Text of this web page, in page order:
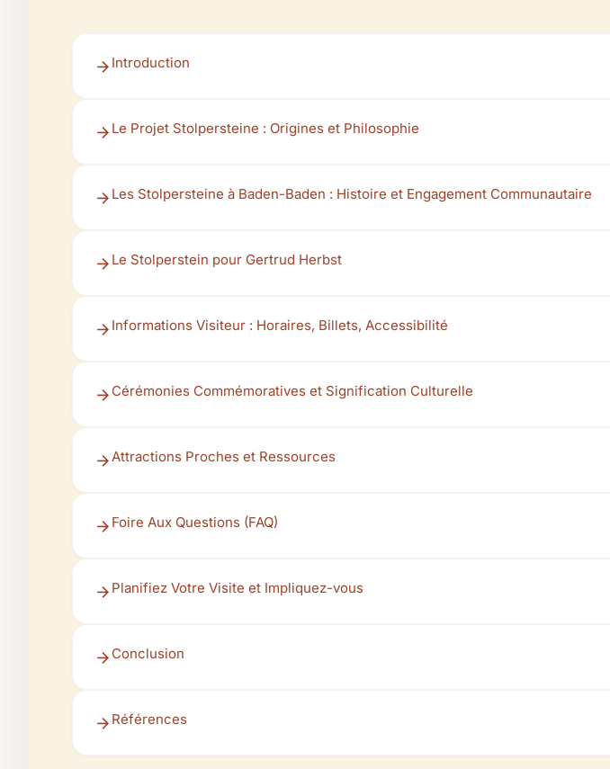
Introduction
Le Projet Stolpersteine : Origines et Philosophie
Les Stolpersteine à Baden-Baden : Histoire et Engagement Communautaire
Le Stolperstein pour Gertrud Herbst
Informations Visiteur : Horaires, Billets, Accessibilité
Cérémonies Commémoratives et Signification Culturelle
Attractions Proches et Ressources
Foire Aux Questions (FAQ)
Planifiez Votre Visite et Impliquez-vous
Conclusion
Références